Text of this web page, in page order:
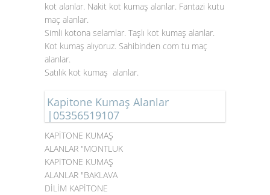
kot alanlar. Nakit kot kumaş alanlar. Fantazi kutu
maç alanlar.
Simli kotona selamlar. Taşlı kot kumaş alanlar.
Kot kumaş alıyoruz. Sahibinden com tu maç
alanlar.
Satılık kot kumaş alanlar.
Kapitone Kumaş Alanlar
|05356519107
KAPİTONE KUMAŞ
ALANLAR "MONTLUK
KAPİTONE KUMAŞ
ALANLAR "BAKLAVA
DİLİM KAPİTONE